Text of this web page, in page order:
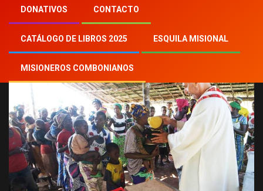
DONATIVOS CONTACTO
CATÁLOGO DE LIBROS 2025 ESQUILA MISIONAL
MISIONEROS COMBONIANOS